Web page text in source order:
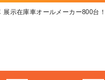
示在庫車オールメーカー800台！